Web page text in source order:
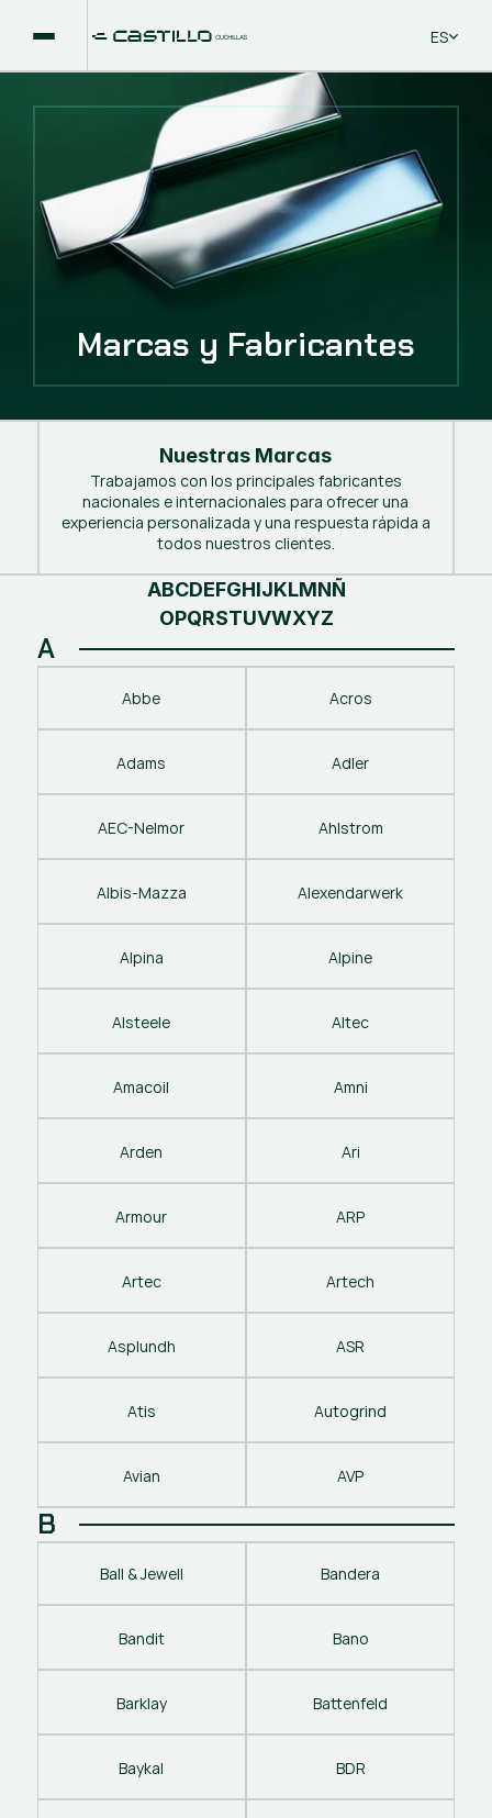
Select
ES
Nuestras Marcas
Trabajamos con los principales fabricantes
nacionales e internacionales para ofrecer una
experiencia personalizada y una respuesta rápida a
todos nuestros clientes.
A
Abbe Acros
Adams Adler
AEC-Nelmor Ahlstrom
Albis-Mazza Alexendarwerk
Alpina Alpine
Alsteele Altec
Amacoil Amni
Arden Ari
Armour ARP
Artec Artech
Asplundh ASR
Atis Autogrind
Avian AVP
B
Ball & Jewell Bandera
Bandit Bano
Barklay Battenfeld
Baykal BDR
ABCDEFGHIJKLMNÑ
OPQRSTUVWXYZ
Marcas y Fabricantes